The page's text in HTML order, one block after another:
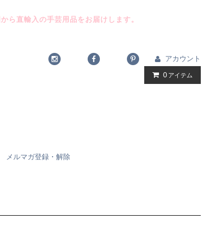
ら直輸入の手芸用品をお届けします。
アカウント
0 アイテム
メルマガ登録・解除